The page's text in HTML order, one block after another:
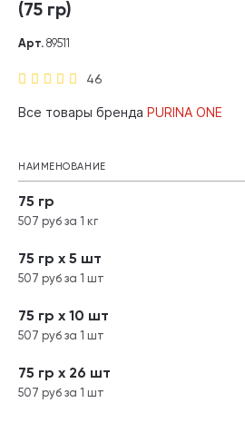
(75 гр)
46
Арт. 89511
Все товары бренда PURINA ONE
НАИМЕНОВАНИЕ
75 гр
507 руб за 1 кг
75 гр х 5 шт
507 руб за 1 шт
75 гр х 10 шт
507 руб за 1 шт
75 гр х 26 шт
507 руб за 1 шт